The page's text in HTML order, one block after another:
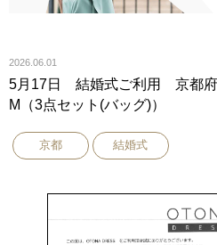
2026.06.01
5月17日 結婚式ご利用 京都府
M（3点セット(バッグ)）
京都 結婚式